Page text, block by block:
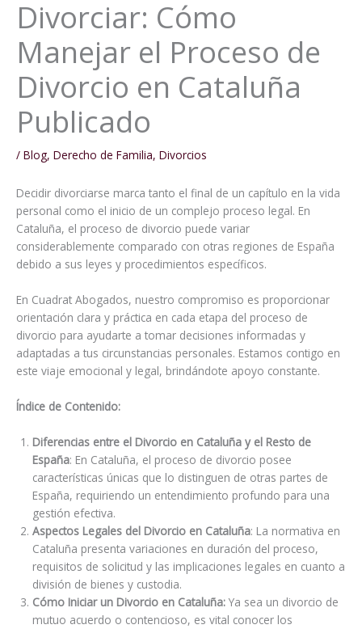
Divorciar: Cómo
Manejar el Proceso de
Divorcio en Cataluña
Publicado
/ Blog, Derecho de Familia, Divorcios
Decidir divorciarse marca tanto el final de un capítulo en la vida
personal como el inicio de un complejo proceso legal. En
Cataluña, el proceso de divorcio puede variar
considerablemente comparado con otras regiones de España
debido a sus leyes y procedimientos específicos.
En Cuadrat Abogados, nuestro compromiso es proporcionar
orientación clara y práctica en cada etapa del proceso de
divorcio para ayudarte a tomar decisiones informadas y
adaptadas a tus circunstancias personales. Estamos contigo en
este viaje emocional y legal, brindándote apoyo constante.
Índice de Contenido:
Diferencias entre el Divorcio en Cataluña y el Resto de
España: En Cataluña, el proceso de divorcio posee
características únicas que lo distinguen de otras partes de
España, requiriendo un entendimiento profundo para una
gestión efectiva.
Aspectos Legales del Divorcio en Cataluña: La normativa en
Cataluña presenta variaciones en duración del proceso,
requisitos de solicitud y las implicaciones legales en cuanto a
división de bienes y custodia.
Cómo Iniciar un Divorcio en Cataluña: Ya sea un divorcio de
mutuo acuerdo o contencioso, es vital conocer los